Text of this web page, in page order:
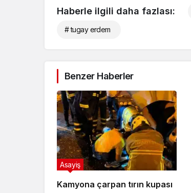
Haberle ilgili daha fazlası:
# tugay erdem
Benzer Haberler
Kamyona çarpan tırın kupası
Asayiş